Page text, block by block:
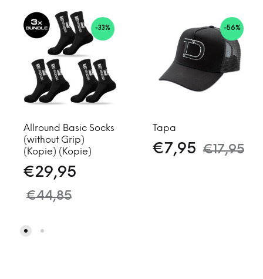
-33%
Allround Basic Socks
(without Grip)
(Kopie) (Kopie)
€29,95
€44,85
-56%
Tapa
€7,95 €17,95